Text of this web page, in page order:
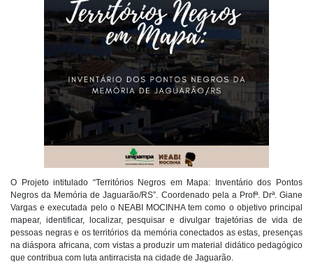
O Projeto intitulado “Territórios Negros em Mapa: Inventário dos Pontos
Negros da Memória de Jaguarão/RS”. Coordenado pela a Profª. Drª. Giane
Vargas e executada pelo o NEABI MOCINHA tem como o objetivo principal
mapear, identificar, localizar, pesquisar e divulgar trajetórias de vida de
pessoas negras e os territórios da memória conectados as estas, presenças
na diáspora africana, com vistas a produzir um material didático pedagógico
que contribua com luta antirracista na cidade de Jaguarão.